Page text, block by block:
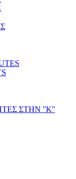
ΣΤΗΝ ''Κ''